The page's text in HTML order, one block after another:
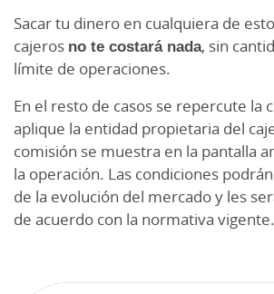
Localiza los cajeros de otras
financieras con las que tendrás
ventajosas, con el marcador en color
Con el buscador puedes agilizar y
búsqueda:
Indicando una dirección:
"Calle Hilarión Eslava, Madrid"
postal: "35260"
Sacar tu dinero en cualquiera de
cajeros no te costará nada, sin
límite de operaciones.
En el resto de casos se repercute la
aplique la entidad propietaria del
comisión se muestra en la pantalla
la operación. Las condiciones
de la evolución del mercado y les
de acuerdo con la normativa vigente.